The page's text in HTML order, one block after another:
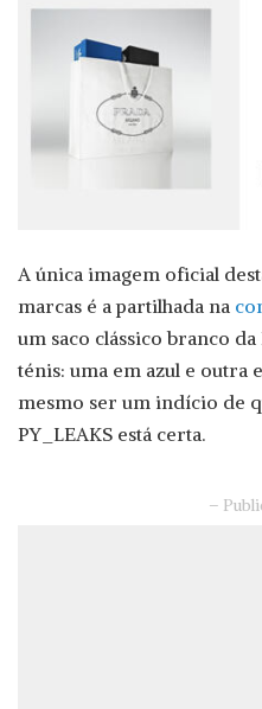
A única imagem oficial
marcas é a partilhada na
um saco clássico branco
ténis: uma em azul e outra
mesmo ser um indício de
PY_LEAKS está certa.
–